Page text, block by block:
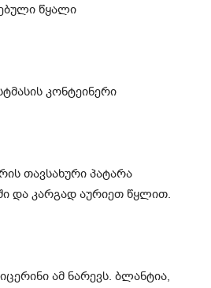
წყალი
კონტეინერი
თავსახური პატარა
და კარგად აურიეთ წყლით.
ამ ნარევს. ბლანტია,